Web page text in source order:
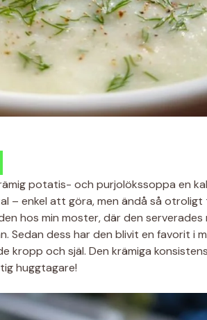
potatis- och purjolökssoppa en
– enkel att göra, men ändå så
hos min moster, där den
Sedan dess har den blivit en favorit i
kropp och själ. Den krämiga
huggtagare!